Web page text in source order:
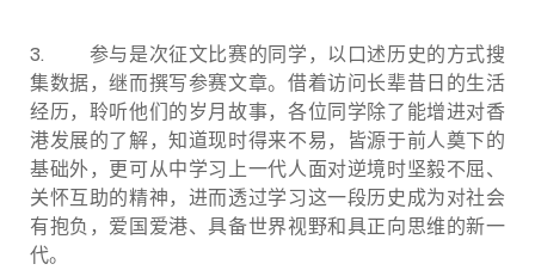
3.
参与是次征文比赛的同学，以口述历史的方式搜
集数据，继而撰写参赛文章。借着访问长辈昔日的生活
经历，聆听他们的岁月故事，各位同学除了能增进对香
港发展的了解，知道现时得来不易，皆源于前人奠下的
基础外，更可从中学习上一代人面对逆境时坚毅不屈、
关怀互助的精神，进而透过学习这一段历史成为对社会
有抱负，爱国爱港、具备世界视野和具正向思维的新一
代。